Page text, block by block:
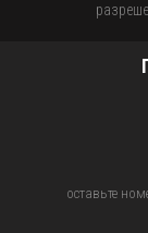
оставьте